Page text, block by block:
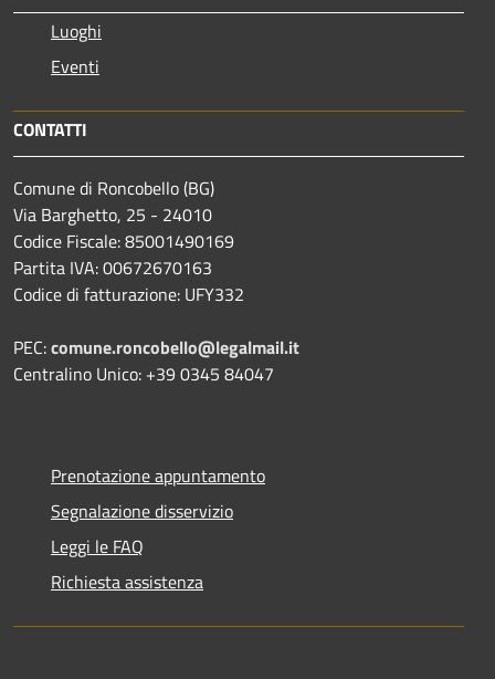
Luoghi
Eventi
CONTATTI
Comune di Roncobello (BG)
Via Barghetto, 25 - 24010
Codice Fiscale: 85001490169
Partita IVA: 00672670163
Codice di fatturazione: UFY332
PEC:comune.roncobello@legalmail.it
Centralino Unico: +39 0345 84047
Prenotazione appuntamento
Segnalazione disservizio
Leggi le FAQ
Richiesta assistenza